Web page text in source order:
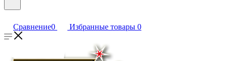
Сравнение0 Избранные товары 0